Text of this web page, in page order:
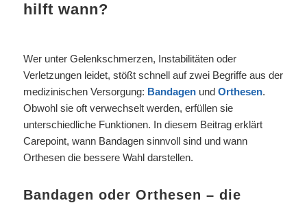
hilft wann?
Wer unter Gelenkschmerzen, Instabilitäten oder
Verletzungen leidet, stößt schnell auf zwei Begriffe aus der
medizinischen Versorgung: Bandagenund Orthesen.
Obwohl sie oft verwechselt werden, erfüllen sie
unterschiedliche Funktionen. In diesem Beitrag erklärt
Carepoint, wann Bandagen sinnvoll sind und wann
Orthesen die bessere Wahl darstellen.
Bandagen oder Orthesen – die